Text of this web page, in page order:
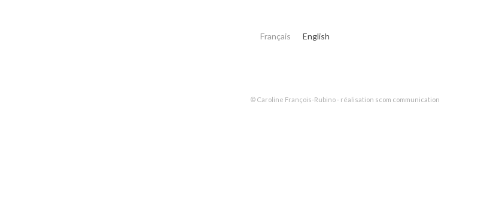
Français English
© Caroline François-Rubino - réalisation scom communication